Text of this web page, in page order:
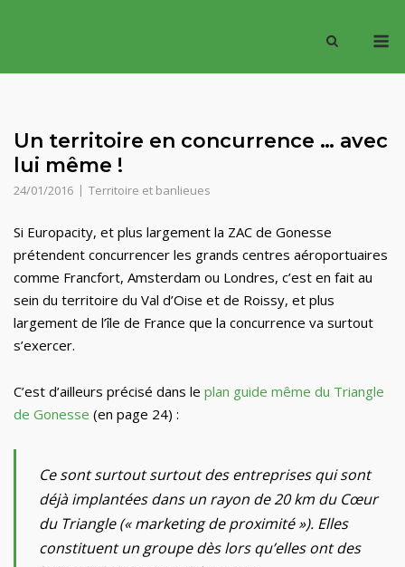
Un territoire en concurrence … avec
lui même !
24/01/2016 Territoire et banlieues
Si Europacity, et plus largement la ZAC de Gonesse
prétendent concurrencer les grands centres aéroportuaires
comme Francfort, Amsterdam ou Londres, c’est en fait au
sein du territoire du Val d’Oise et de Roissy, et plus
largement de l’île de France que la concurrence va surtout
s’exercer.
C’est d’ailleurs précisé dans le plan guide même du Triangle
de Gonesse (en page 24) :
Ce sont surtout surtout des entreprises qui sont
déjà implantées dans un rayon de 20 km du Cœur
du Triangle (« marketing de proximité »). Elles
constituent un groupe dès lors qu’elles ont des